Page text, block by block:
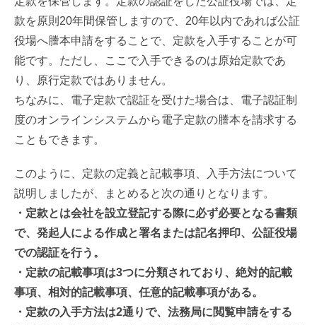
款を原則20年間保管しますので、20年以内であれば公証
役場へ謄本申請をすることで、定款を入手することが可
能です。ただし、ここで入手できるのは原始定款であ
り、原行定款ではありません。
ちなみに、電子定款で認証を受けた場合は、電子認証制
度のオンラインシステムから電子定款の謄本を請求する
こともできます。
このように、定款の定義と記載事項、入手方法について
説明しましたが、まとめると次の通りとなります。
・定款とは会社を設立登記する際に必ず必要となる書類
で、発起人による作成と署名または記名押印、公証役場
での認証を行う。
・定款の記載事項は3つに分類されており、絶対的記載
事項、相対的記載事項、任意的記載事項がある。
・定款の入手方法は2通りで、法務局に閲覧申請をする